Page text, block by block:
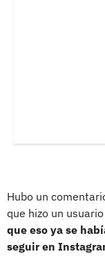
Hubo un
que hizo un
que eso ya se
seguir en